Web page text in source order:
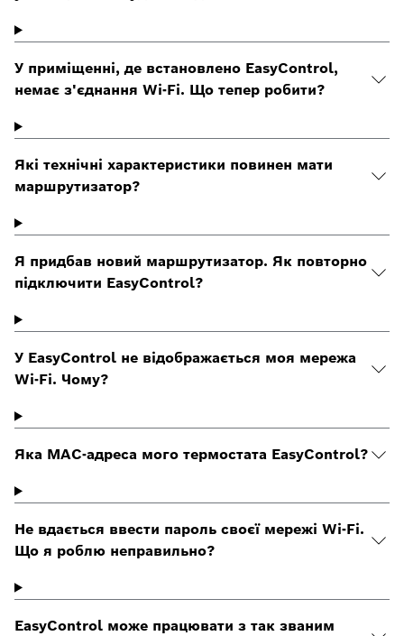
У приміщенні, де встановлено EasyControl,
немає з'єднання Wi-Fi. Що тепер робити?
Які технічні характеристики повинен мати
маршрутизатор?
Я придбав новий маршрутизатор. Як повторно
підключити EasyControl?
У EasyControl не відображається моя мережа
Wi-Fi. Чому?
Яка MAC-адреса мого термостата EasyControl?
Не вдається ввести пароль своєї мережі Wi-Fi.
Що я роблю неправильно?
EasyControl може працювати з так званим